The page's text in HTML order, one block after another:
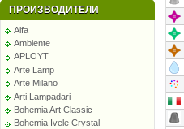
ПРОИЗВОДИТЕЛИ
Alfa
Ambiente
APLOYT
Arte Lamp
Arte Milano
Arti Lampadari
Bohemia Art Classic
Bohemia Ivele Crystal